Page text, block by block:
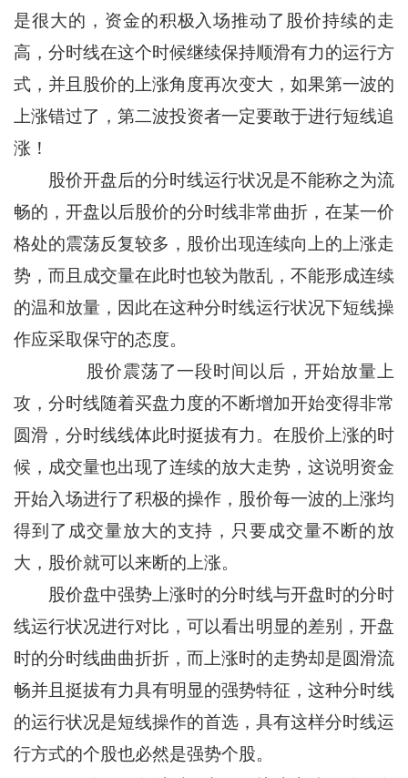
是很大的，资金的积极入场推动了股价持续的走
高，分时线在这个时候继续保持顺滑有力的运行方
式，并且股价的上涨角度再次变大，如果第一波的
上涨错过了，第二波投资者一定要敢于进行短线追
涨！
股价开盘后的分时线运行状况是不能称之为流
畅的，开盘以后股价的分时线非常曲折，在某一价
格处的震荡反复较多，股价出现连续向上的上涨走
势，而且成交量在此时也较为散乱，不能形成连续
的温和放量，因此在这种分时线运行状况下短线操
作应采取保守的态度。
股价震荡了一段时间以后，开始放量上
攻，分时线随着买盘力度的不断增加开始变得非常
圆滑，分时线线体此时挺拔有力。在股价上涨的时
候，成交量也出现了连续的放大走势，这说明资金
开始入场进行了积极的操作，股价每一波的上涨均
得到了成交量放大的支持，只要成交量不断的放
大，股价就可以来断的上涨。
股价盘中强势上涨时的分时线与开盘时的分时
线运行状况进行对比，可以看出明显的差别，开盘
时的分时线曲曲折折，而上涨时的走势却是圆滑流
畅并且挺拔有力具有明显的强势特征，这种分时线
的运行状况是短线操作的首选，具有这样分时线运
行方式的个股也必然是强势个股。